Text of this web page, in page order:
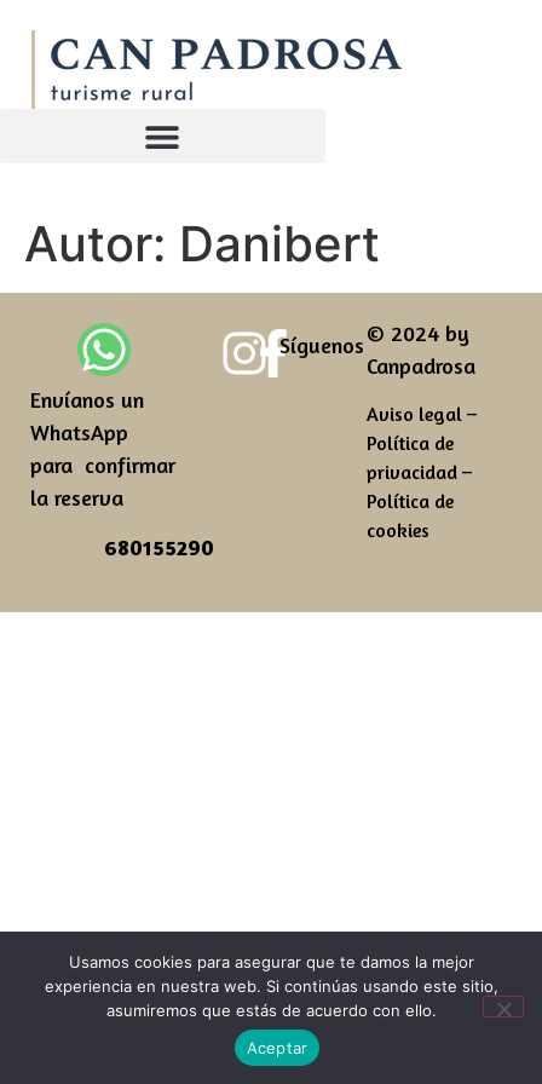
Autor: Danibert
Envíanos un
WhatsApp
para confirmar
la reserva
680155290
Síguenos© 2024 by
Canpadrosa
Aviso legal –
Política de
privacidad –
Política de
cookies
Usamos cookies para asegurar que te damos la mejor
experiencia en nuestra web. Si continúas usando este sitio,
asumiremos que estás de acuerdo con ello.
Aceptar